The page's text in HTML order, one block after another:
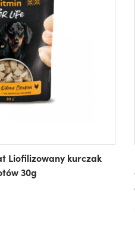
Liofilizowany kurczak
30g